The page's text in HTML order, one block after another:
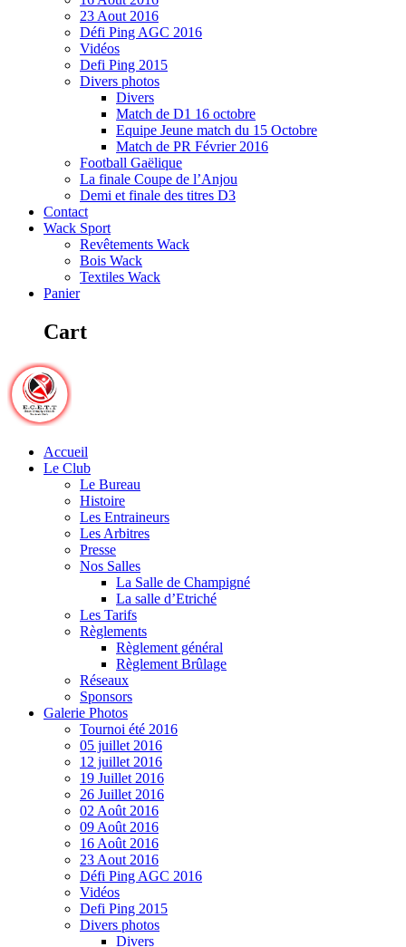
23 Aout 2016
Défi Ping AGC 2016
Vidéos
Defi Ping 2015
Divers photos
Divers
Match de D1 16 octobre
Equipe Jeune match du 15 Octobre
Match de PR Février 2016
Football Gaëlique
La finale Coupe de l’Anjou
Demi et finale des titres D3
Contact
Wack Sport
Revêtements Wack
Bois Wack
Textiles Wack
Panier
Cart
Accueil
Le Club
Le Bureau
Histoire
Les Entraineurs
Les Arbitres
Presse
Nos Salles
La Salle de Champigné
La salle d’Etriché
Les Tarifs
Règlements
Règlement général
Règlement Brûlage
Réseaux
Sponsors
Galerie Photos
Tournoi été 2016
05 juillet 2016
12 juillet 2016
19 Juillet 2016
26 Juillet 2016
02 Août 2016
09 Août 2016
16 Août 2016
23 Aout 2016
Défi Ping AGC 2016
Vidéos
Defi Ping 2015
Divers photos
Divers